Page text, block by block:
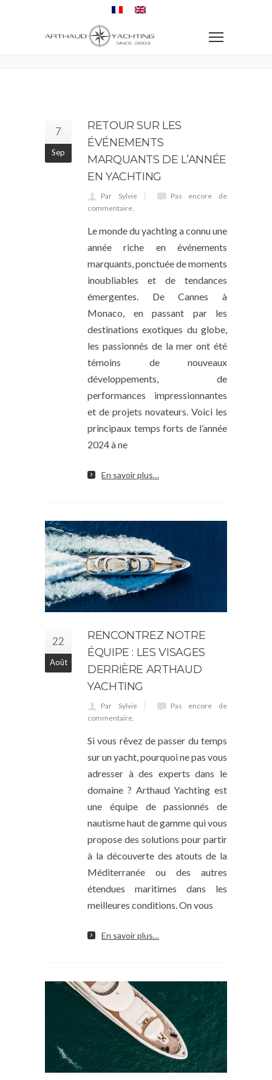
ACTUALITÉS
7
Sep
RETOUR SUR LES
ÉVÉNEMENTS
MARQUANTS DE L’ANNÉE
EN YACHTING
Par Sylvie
Pas encore de
commentaire.
Le monde du yachting a connu une
année riche en événements
marquants, ponctuée de moments
inoubliables et de tendances
émergentes. De Cannes à
Monaco, en passant par les
destinations exotiques du globe,
les passionnés de la mer ont été
témoins de nouveaux
développements, de
performances impressionnantes
et de projets novateurs. Voici les
principaux temps forts de l’année
2024 à ne
En savoir plus…
22
Août
RENCONTREZ NOTRE
ÉQUIPE : LES VISAGES
DERRIÈRE ARTHAUD
YACHTING
Par Sylvie
Pas encore de
commentaire.
Si vous rêvez de passer du temps
sur un yacht, pourquoi ne pas vous
adresser à des experts dans le
domaine ? Arthaud Yachting est
une équipe de passionnés de
nautisme haut de gamme qui vous
propose des solutions pour partir
à la découverte des atouts de la
Méditerranée ou des autres
étendues maritimes dans les
meilleures conditions. On vous
En savoir plus…